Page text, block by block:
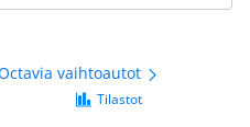
vaihtoautot
Tilastot